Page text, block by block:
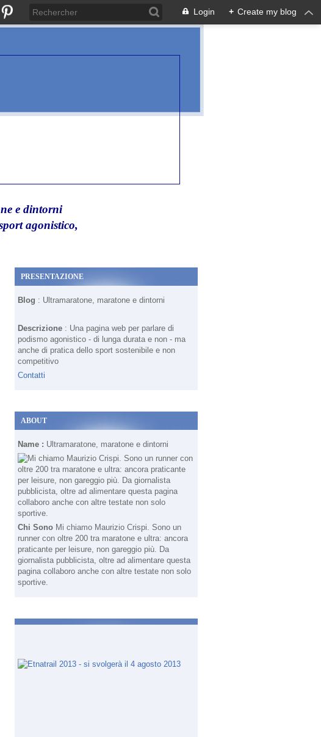
Login + Create my blog
e dintorni
agonistico,
PRESENTAZIONE
Blog : Ultramaratone, maratone e dintorni
Descrizione : Una pagina web per parlare di
podismo agonistico - di lunga durata e non - ma
anche di pratica dello sport sostenibile e non
competitivo
Contatti
ABOUT
Name : Ultramaratone, maratone e dintorni
Chi Sono Mi chiamo Maurizio Crispi. Sono un
runner con oltre 200 tra maratone e ultra: ancora
praticante per leisure, non gareggio più. Da
giornalista pubblicista, oltre ad alimentare questa
pagina collaboro anche con altre testate non solo
sportive.